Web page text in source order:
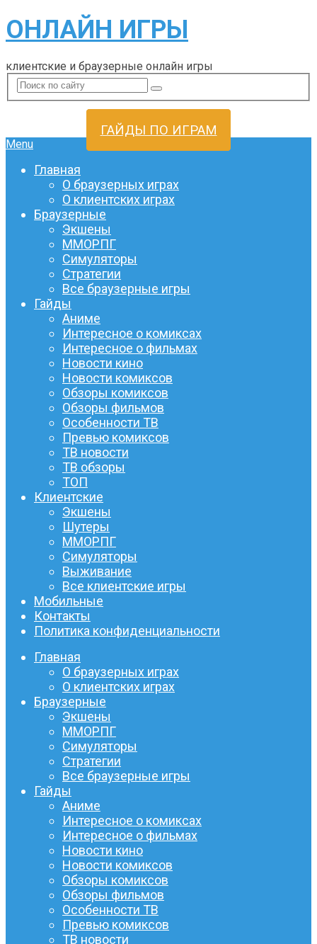
ОНЛАЙН ИГРЫ
клиентские и браузерные онлайн игры
ГАЙДЫ ПО ИГРАМ
Menu
Главная
О браузерных играх
О клиентских играх
Браузерные
Экшены
ММОРПГ
Симуляторы
Стратегии
Все браузерные игры
Гайды
Аниме
Интересное о комиксах
Интересное о фильмах
Новости кино
Новости комиксов
Обзоры комиксов
Обзоры фильмов
Особенности ТВ
Превью комиксов
ТВ новости
ТВ обзоры
ТОП
Клиентские
Экшены
Шутеры
ММОРПГ
Симуляторы
Выживание
Все клиентские игры
Мобильные
Контакты
Политика конфиденциальности
Главная
О браузерных играх
О клиентских играх
Браузерные
Экшены
ММОРПГ
Симуляторы
Стратегии
Все браузерные игры
Гайды
Аниме
Интересное о комиксах
Интересное о фильмах
Новости кино
Новости комиксов
Обзоры комиксов
Обзоры фильмов
Особенности ТВ
Превью комиксов
ТВ новости